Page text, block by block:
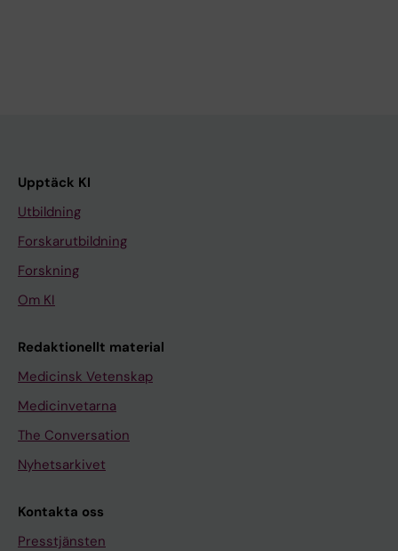
Upptäck KI
Utbildning
Forskarutbildning
Forskning
Om KI
Redaktionellt material
Medicinsk Vetenskap
Medicinvetarna
The Conversation
Nyhetsarkivet
Kontakta oss
Presstjänsten